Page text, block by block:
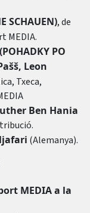
SCHAUEN), de
MEDIA.
(POHADKY PO
Leon
Txeca,
Ben Hania
(Alemanya).
MEDIA a la